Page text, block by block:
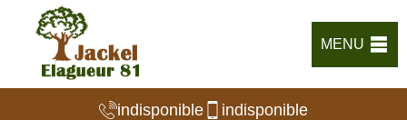
MENU
indisponible indisponible